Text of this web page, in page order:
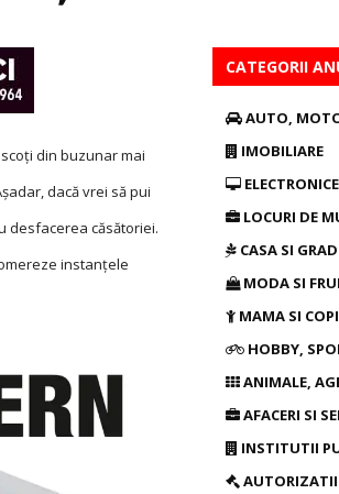
din buzunar mai
dacă vrei să pui
desfacerea căsătoriei.
instanțele
CATEGORII
AUTO,
IMOBILIARE
LOCURI DE
CASA SI
MODA SI
MAMA SI
HOBBY,
ANIMALE,
AFACERI SI
INSTITUTII
AUTORIZATII